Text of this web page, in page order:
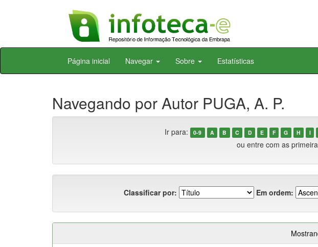
Skip
Página inicial Navegar Sobre Estatísticas
Navegando por Autor PUGA, A. P.
Ir para: 0-9 A B C D E F G H I
ou entre com as
Classificar por: Em ordem: